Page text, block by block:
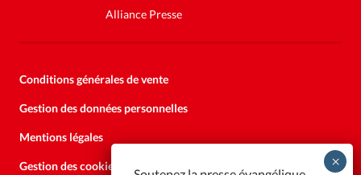
Alliance Presse
Conditions générales de vente
Gestion des données personnelles
Mentions légales
Gestion des cookies